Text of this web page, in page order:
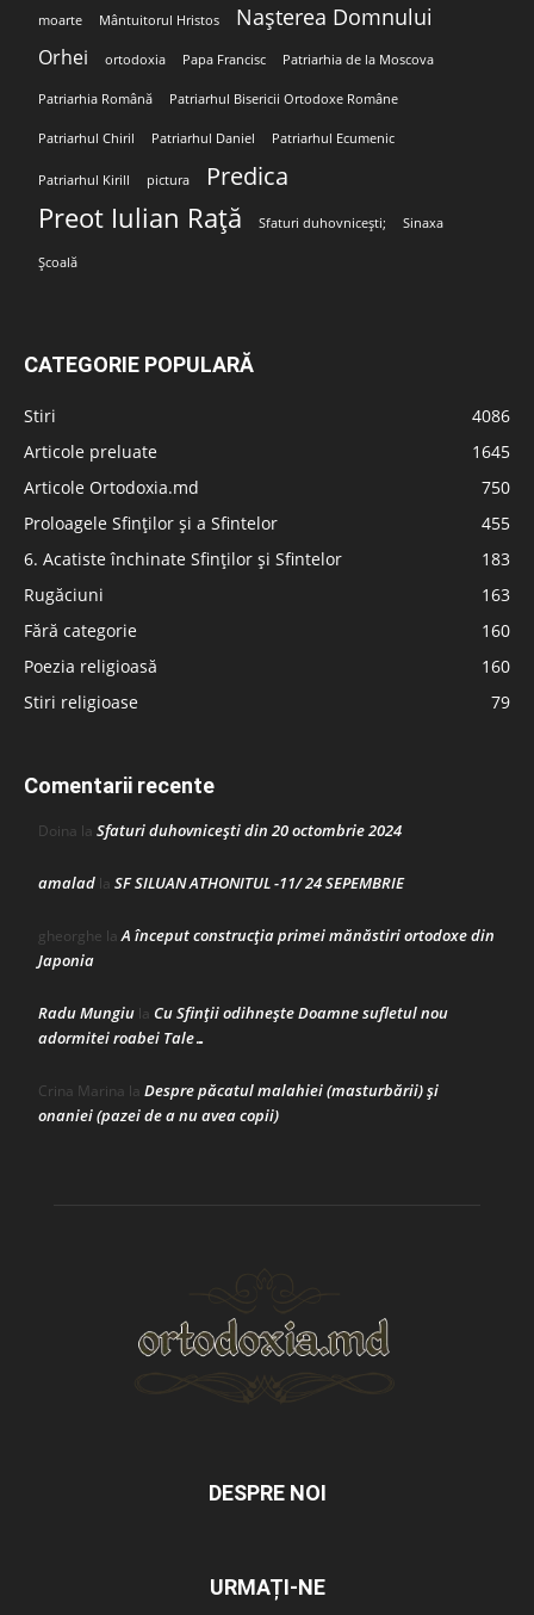
moarte Mântuitorul Hristos Nașterea Domnului
Orhei ortodoxia Papa Francisc Patriarhia de la Moscova
Patriarhia Română Patriarhul Bisericii Ortodoxe Române
Patriarhul Chiril Patriarhul Daniel Patriarhul Ecumenic
Patriarhul Kirill pictura Predica
Preot Iulian Rață Sfaturi duhovnicești; Sinaxa
Școală
CATEGORIE POPULARĂ
Stiri
4086
Articole preluate
1645
Articole Ortodoxia.md
750
Proloagele Sfinților și a Sfintelor
455
6. Acatiste închinate Sfinților și Sfintelor
183
Rugăciuni
163
Fără categorie
160
Poezia religioasă
160
Stiri religioase
79
Comentarii recente
Doina la Sfaturi duhovnicești din 20 octombrie 2024
amalad la SF SILUAN ATHONITUL -11/ 24 SEPEMBRIE
gheorghe laA început construcţia primei mănăstiri ortodoxe din
Japonia
Radu Mungiu la Cu Sfinții odihnește Doamne sufletul nou
adormitei roabei Tale…
Crina Marina la Despre păcatul malahiei (masturbării) şi
onaniei (pazei de a nu avea copii)
DESPRE NOI
URMAȚI-NE